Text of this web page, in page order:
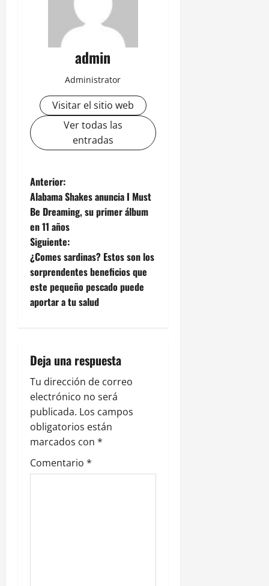
admin
Administrator
Visitar el sitio web
Ver todas las
entradas
N
a
v
e
g
a
i
ó
n
d
e
Anterior:
Alabama Shakes anuncia I Must
Be Dreaming, su primer álbum
en 11 años
Siguiente:
¿Comes sardinas? Estos son los
sorprendentes beneficios que
este pequeño pescado puede
aportar a tu salud
Deja una respuesta
Tu dirección de correo
electrónico no será
publicada. Los campos
obligatorios están
marcados con *
Comentario *